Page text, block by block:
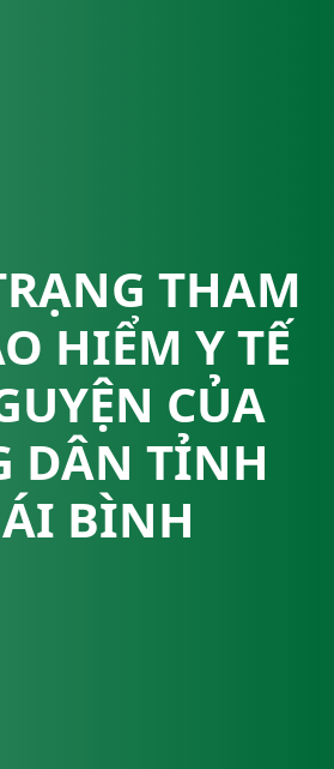
THAM
HIỂM Y TẾ
CỦA
DÂN TỈNH
BÌNH